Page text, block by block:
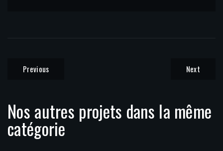
Previous Next
Nos autres projets dans la même
catégorie